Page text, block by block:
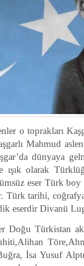
o toprakları
Mahmud
dünyaya
ışık olarak
eser Türk boy
Türk tarihi,
eserdir Divanü
Doğu Türkistan
İsa Yusuf